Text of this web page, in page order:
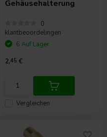
Gehäusehalterung
0
klantbeoordelingen
Vergleichen
6 Auf Lager
2,45 €